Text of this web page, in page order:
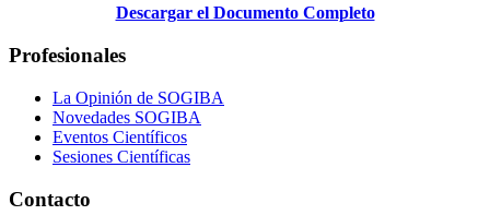
Descargar el Documento Completo
Profesionales
La Opinión de SOGIBA
Novedades SOGIBA
Eventos Científicos
Sesiones Científicas
Contacto